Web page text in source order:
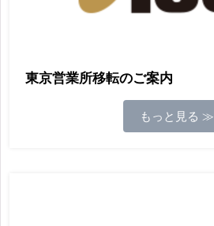
東京営業所移転のご案内
もっと見る ≫